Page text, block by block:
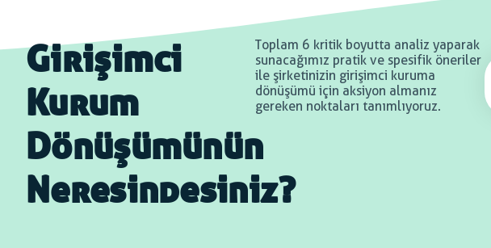
Girişimci
Kurum
Dönüşümünün
Neresindesiniz?
Toplam 6 kritik boyutta analiz yaparak
sunacağımız pratik ve spesifik öneriler
ile şirketinizin girişimci kuruma
dönüşümü için aksiyon almanız
gereken noktaları tanımlıyoruz.